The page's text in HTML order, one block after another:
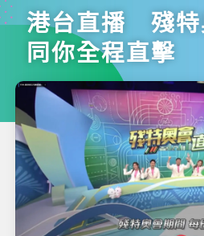
港台直播 殘
同你全程直擊